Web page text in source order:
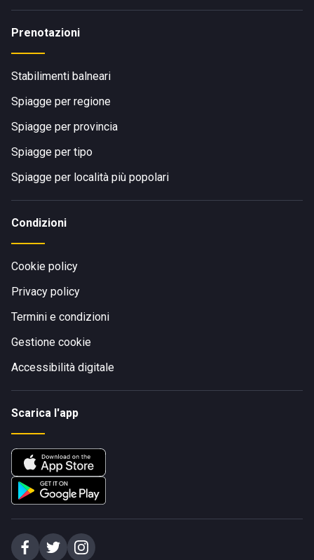
Prenotazioni
Stabilimenti balneari
Spiagge per regione
Spiagge per provincia
Spiagge per tipo
Spiagge per località più popolari
Condizioni
Cookie policy
Privacy policy
Termini e condizioni
Gestione cookie
Accessibilità digitale
Scarica l'app